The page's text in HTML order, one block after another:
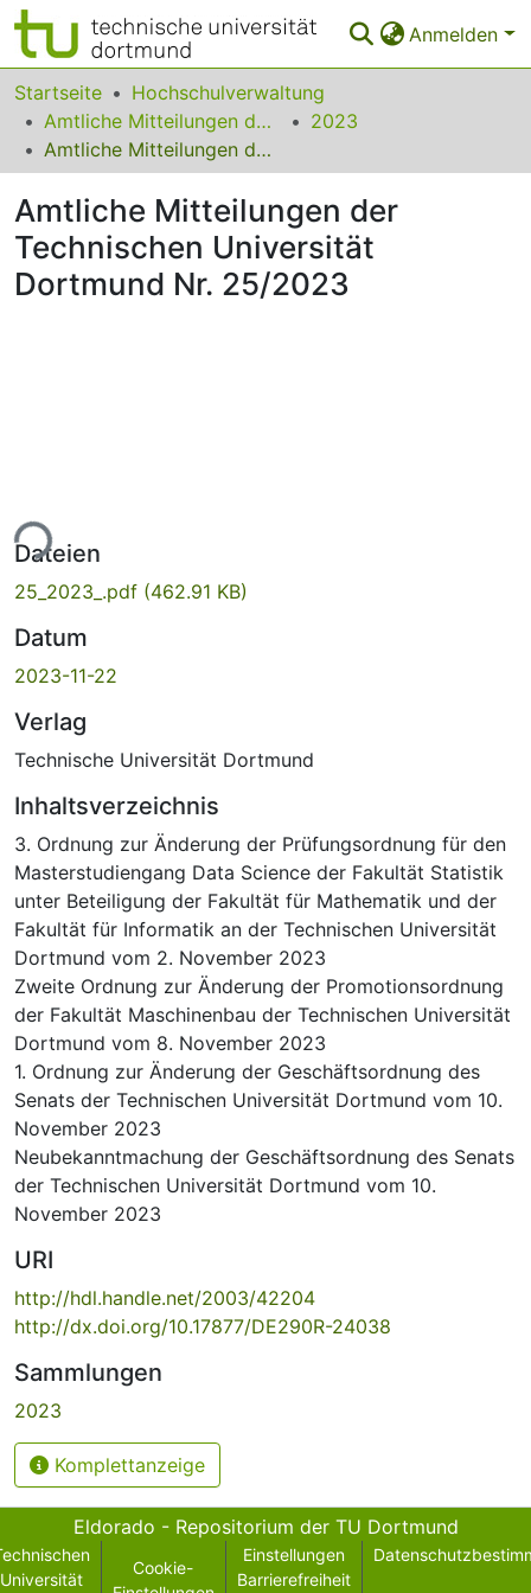
Anmelden
Bereiche & Sammlungen
Das gesamte Repositorium
FAQ
Leitlinien
Startseite
Hochschulverwaltung
Amtliche Mitteilungen der Technischen Universität Dortmund
2023
Amtliche Mitteilungen der Technischen Universität Dortmund Nr. 25/2023
Amtliche Mitteilungen der
Technischen Universität
Dortmund Nr. 25/2023
Dateien
25_2023_.pdf (462.91 KB)
Datum
2023-11-22
Verlag
Technische Universität Dortmund
Inhaltsverzeichnis
3. Ordnung zur Änderung der Prüfungsordnung für den
Masterstudiengang Data Science der Fakultät Statistik
unter Beteiligung der Fakultät für Mathematik und der
Fakultät für Informatik an der Technischen Universität
Dortmund vom 2. November 2023
Zweite Ordnung zur Änderung der Promotionsordnung
der Fakultät Maschinenbau der Technischen Universität
Dortmund vom 8. November 2023
1. Ordnung zur Änderung der Geschäftsordnung des
Senats der Technischen Universität Dortmund vom 10.
November 2023
Neubekanntmachung der Geschäftsordnung des Senats
der Technischen Universität Dortmund vom 10.
November 2023
URI
http://hdl.handle.net/2003/42204
http://dx.doi.org/10.17877/DE290R-24038
Sammlungen
2023
Komplettanzeige
Eldorado - Repositorium der TU Dortmund
Universität
Cookie-
Einstellungen
Barrierefreiheit